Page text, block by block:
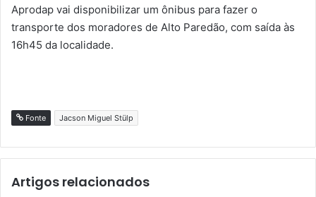
Aprodap vai disponibilizar um ônibus para fazer o
transporte dos moradores de Alto Paredão, com saída às
16h45 da localidade.
Fonte Jacson Miguel Stülp
Artigos relacionados